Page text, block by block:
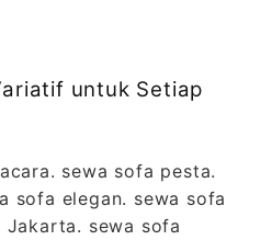
untuk Setiap
sewa sofa pesta.
sofa elegan. sewa sofa
Jakarta. sewa sofa